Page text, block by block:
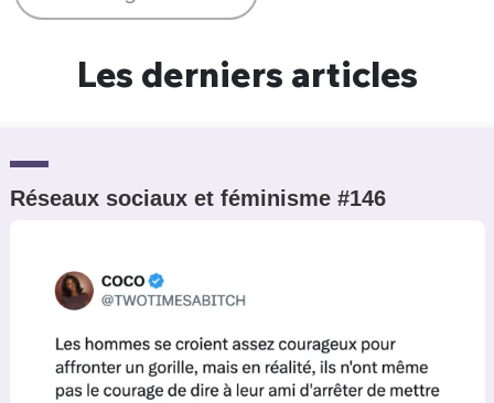
Les derniers articles
Réseaux sociaux et féminisme #146
Un Thread